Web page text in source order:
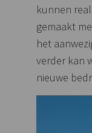
kunnen
gemaakt
het
verder kan
nieuwe